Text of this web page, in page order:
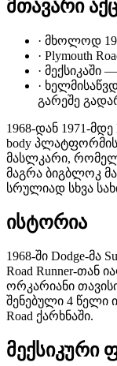
მთავარი
· მხოლოდ
· Plymouth
· მექსიკაში
·
გარეშე
1968-დან 1971-მდე
body
მასლკარი,
მაგრა ბიგბლოკ
სრულიად სხვა
ისტორია
1968-ში Dodge-მა
Road Runner-თან
ორკარიანი
შენებული 4 წელი
Road ქარხნაში.
მექსიკური